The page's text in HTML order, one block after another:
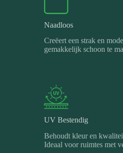
Naadloos
Creëert een strak en
gemakkelijk schoon te
UV Bestendig
Behoudt kleur en
Ideaal voor ruimtes met